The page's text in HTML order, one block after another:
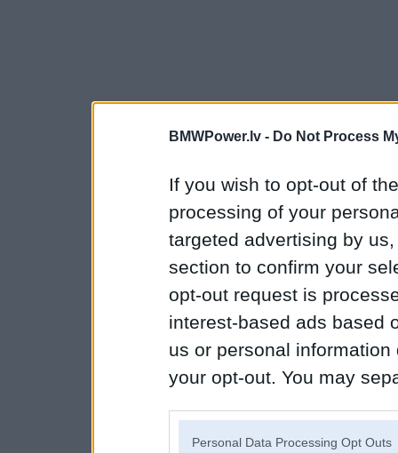
BMWPower.lv - Do Not Process
If you wish to opt-out of
processing of your
targeted advertising by
section to confirm your
opt-out request is
interest-based ads based
us or personal
your opt-out. You may
Personal Data Processing Opt Outs